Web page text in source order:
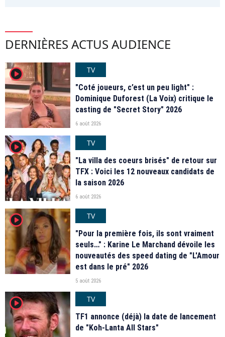
DERNIÈRES ACTUS AUDIENCE
player2
TV
"Coté joueurs, c’est un peu light" :
Dominique Duforest (La Voix) critique le
casting de "Secret Story" 2026
6 août 2026
player2
TV
"La villa des coeurs brisés" de retour sur
TFX : Voici les 12 nouveaux candidats de
la saison 2026
6 août 2026
player2
TV
"Pour la première fois, ils sont vraiment
seuls…" : Karine Le Marchand dévoile les
nouveautés des speed dating de "L'Amour
est dans le pré" 2026
5 août 2026
player2
TV
TF1 annonce (déjà) la date de lancement
de "Koh-Lanta All Stars"